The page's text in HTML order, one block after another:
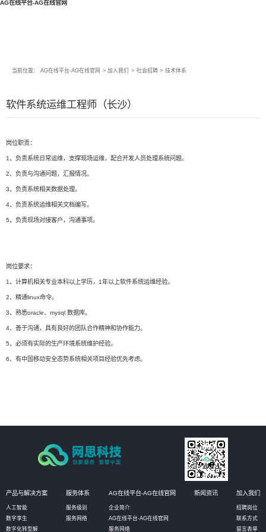
AG在线平台-AG在线官网
当前位置： AG在线平台-AG在线官网 > 加入我们 > 社会招聘 > 技术体系
软件系统运维工程师（长沙）
岗位职责：
1、负责系统日常运维，支撑现场运维，配合开发人员处理系统问题。
2、负责与沟通问题，汇报情况。
3、负责系统相关数据处理。
4、负责系统运维相关文档编写。
5、负责现场对接客户，沟通事项。
岗位要求：
1、计算机相关专业本科以上学历，1年以上软件系统运维经验。
2、精通linux命令。
3、熟悉oracle、mysql 数据库。
4、善于沟通，具有良好的团队合作精神和协作能力。
5、必须有实际的生产环境系统维护经验。
6、有中国移动安全态势系统相关项目经验优先考虑。
产品与解决方案
人工智能
数字孪生
数字化转型解
服务体系
服务级别
服务网络
AG在线平台-AG在线官网
企业简介
AG在线平台-AG在线官网
服务网络
新闻资讯 加入我们
招聘岗位
联系方式
留言表单